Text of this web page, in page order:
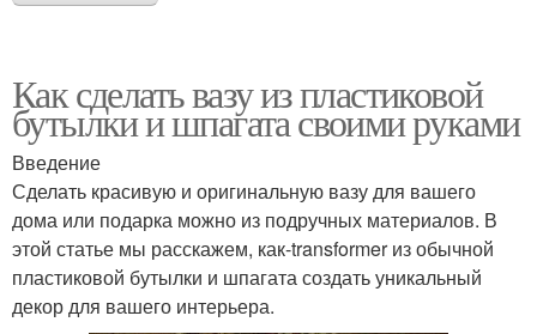
Как сделать вазу из пластиковой
бутылки и шпагата своими руками
Введение
Сделать красивую и оригинальную вазу для вашего
дома или подарка можно из подручных материалов. В
этой статье мы расскажем, как-transformer из обычной
пластиковой бутылки и шпагата создать уникальный
декор для вашего интерьера.